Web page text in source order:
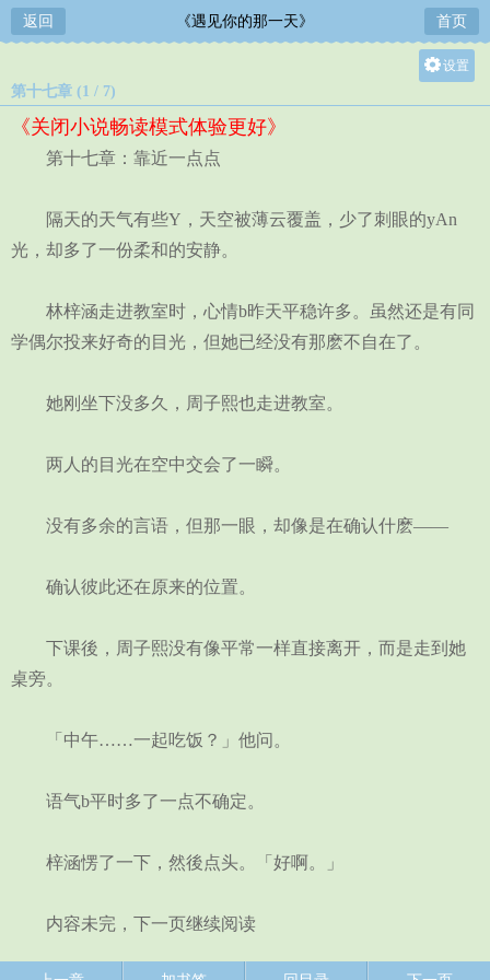
返回 《遇见你的那一天》 首页
设置
第十七章 (1 / 7)
《关闭小说畅读模式体验更好》
第十七章：靠近一点点
隔天的天气有些Y，天空被薄云覆盖，少了刺眼的yAn
光，却多了一份柔和的安静。
林梓涵走进教室时，心情b昨天平稳许多。虽然还是有同
学偶尔投来好奇的目光，但她已经没有那麽不自在了。
她刚坐下没多久，周子熙也走进教室。
两人的目光在空中交会了一瞬。
没有多余的言语，但那一眼，却像是在确认什麽——
确认彼此还在原来的位置。
下课後，周子熙没有像平常一样直接离开，而是走到她
桌旁。
「中午……一起吃饭？」他问。
语气b平时多了一点不确定。
梓涵愣了一下，然後点头。「好啊。」
内容未完，下一页继续阅读